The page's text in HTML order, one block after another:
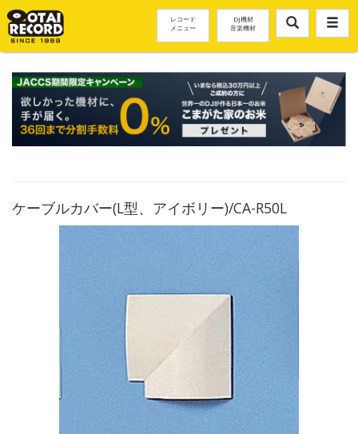
レコード
メニュー
DJ機材
音楽機材
ケーブルカバー(L型、アイボリー)/CA-R50L